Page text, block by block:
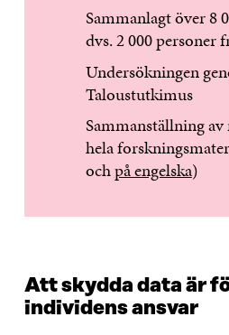
Sammanlagt över 8
dvs. 2 000 personer
Undersökningen
Taloustutkimus
Sammanställning
hela
ochpå engelska)
Att skydda data är
individens ansvar